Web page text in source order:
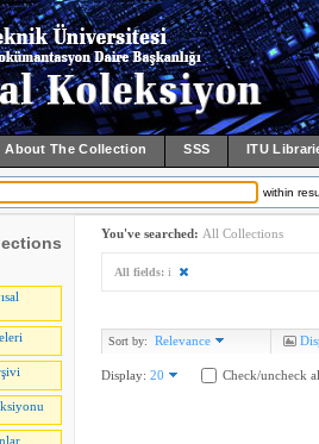
About The Collection SSS ITU
within
You've searched: All Collections
All fields: i
Sort by: Relevance
Display: 20 Check/uncheck